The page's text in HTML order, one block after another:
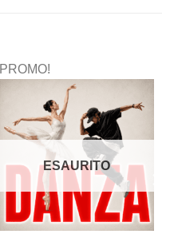
PROMO!
ESAURITO